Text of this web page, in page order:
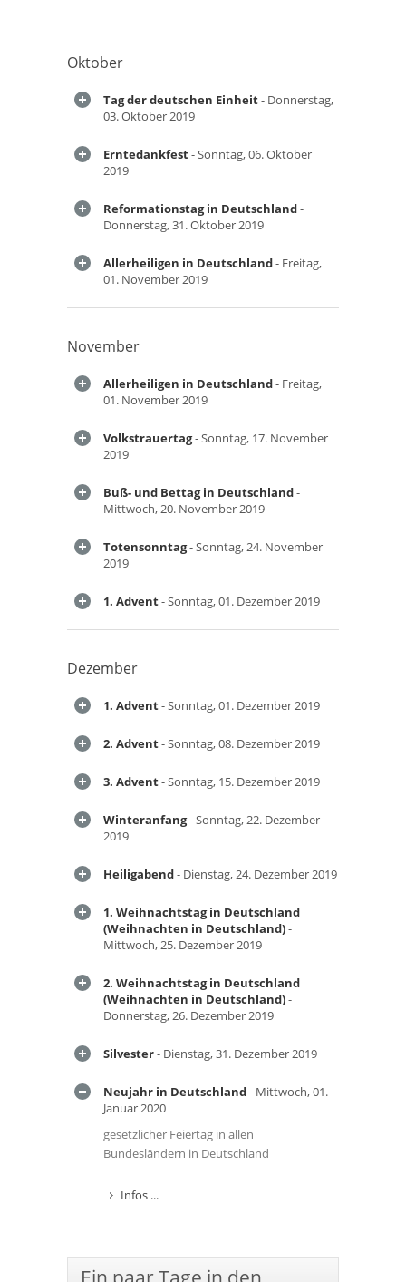
Oktober
Tag der deutschen Einheit- Donnerstag,
03. Oktober 2019
Erntedankfest- Sonntag, 06. Oktober
2019
Reformationstag in Deutschland-
Donnerstag, 31. Oktober 2019
Allerheiligen in Deutschland- Freitag,
01. November 2019
November
Allerheiligen in Deutschland- Freitag,
01. November 2019
Volkstrauertag- Sonntag, 17. November
2019
Buß- und Bettag in Deutschland-
Mittwoch, 20. November 2019
Totensonntag- Sonntag, 24. November
2019
1. Advent- Sonntag, 01. Dezember 2019
Dezember
1. Advent- Sonntag, 01. Dezember 2019
2. Advent- Sonntag, 08. Dezember 2019
3. Advent- Sonntag, 15. Dezember 2019
Winteranfang- Sonntag, 22. Dezember
2019
Heiligabend- Dienstag, 24. Dezember 2019
1. Weihnachtstag in Deutschland
(Weihnachten in Deutschland)-
Mittwoch, 25. Dezember 2019
2. Weihnachtstag in Deutschland
(Weihnachten in Deutschland)-
Donnerstag, 26. Dezember 2019
Silvester- Dienstag, 31. Dezember 2019
Neujahr in Deutschland- Mittwoch, 01.
Januar 2020
gesetzlicher Feiertag in allen
Bundesländern in Deutschland
Infos ...